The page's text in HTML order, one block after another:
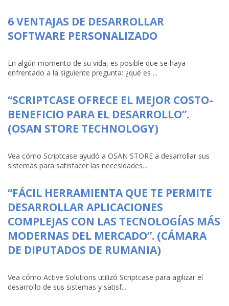
6 VENTAJAS DE DESARROLLAR
SOFTWARE PERSONALIZADO
En algún momento de su vida, es posible que se haya
enfrentado a la siguiente pregunta: ¿qué es ...
“SCRIPTCASE OFRECE EL MEJOR COSTO-
BENEFICIO PARA EL DESARROLLO”.
(OSAN STORE TECHNOLOGY)
Vea cómo Scriptcase ayudó a OSAN STORE a desarrollar sus
sistemas para satisfacer las necesidades...
“FÁCIL HERRAMIENTA QUE TE PERMITE
DESARROLLAR APLICACIONES
COMPLEJAS CON LAS TECNOLOGÍAS MÁS
MODERNAS DEL MERCADO”. (CÁMARA
DE DIPUTADOS DE RUMANIA)
Vea cómo Active Solutions utilizó Scriptcase para agilizar el
desarrollo de sus sistemas y satisf...